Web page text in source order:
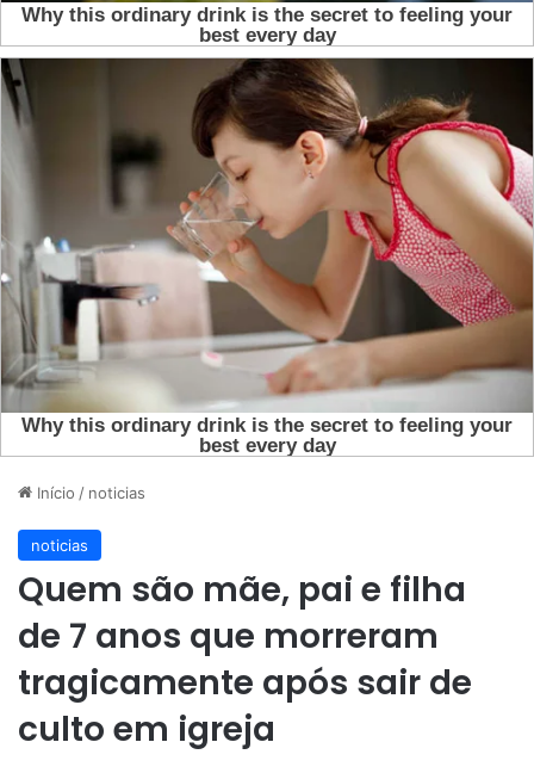
Início / noticias
noticias
Quem são mãe, pai e filha
de 7 anos que morreram
tragicamente após sair de
culto em igreja